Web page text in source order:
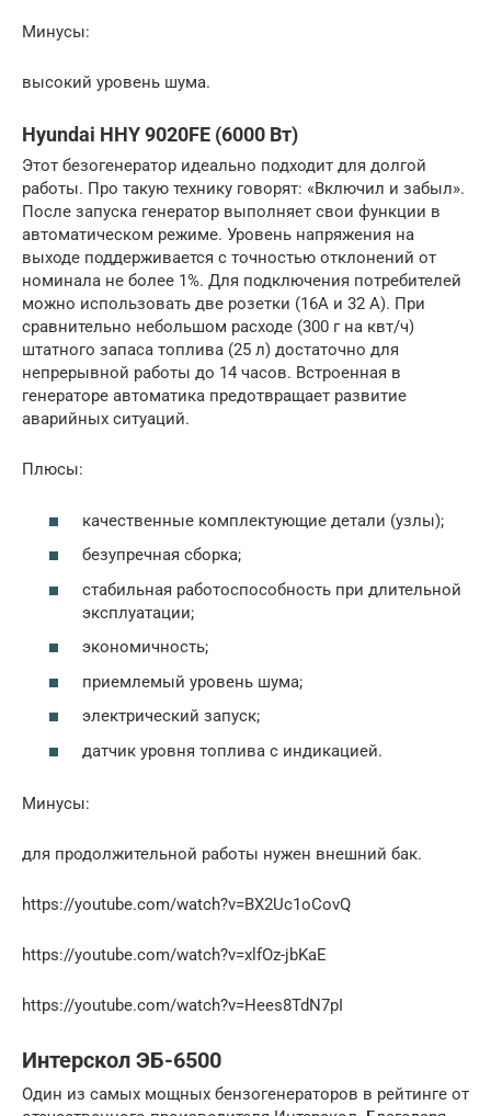
Минусы:
высокий уровень шума.
Hyundai HHY 9020FE (6000 Вт)
Этот безогенератор идеально подходит для долгой
работы. Про такую технику говорят: «Включил и забыл».
После запуска генератор выполняет свои функции в
автоматическом режиме. Уровень напряжения на
выходе поддерживается с точностью отклонений от
номинала не более 1%. Для подключения потребителей
можно использовать две розетки (16А и 32 А). При
сравнительно небольшом расходе (300 г на квт/ч)
штатного запаса топлива (25 л) достаточно для
непрерывной работы до 14 часов. Встроенная в
генераторе автоматика предотвращает развитие
аварийных ситуаций.
Плюсы:
качественные комплектующие детали (узлы);
безупречная сборка;
стабильная работоспособность при длительной
эксплуатации;
экономичность;
приемлемый уровень шума;
электрический запуск;
датчик уровня топлива с индикацией.
Минусы:
для продолжительной работы нужен внешний бак.
https://youtube.com/watch?v=BX2Uc1oCovQ
https://youtube.com/watch?v=xlfOz-jbKaE
https://youtube.com/watch?v=Hees8TdN7pI
Интерскол ЭБ-6500
Один из самых мощных бензогенераторов в рейтинге от